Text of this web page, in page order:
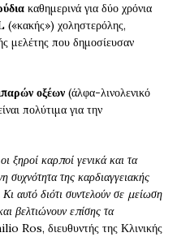
καθημερινά για δύο χρόνια
(«κακής») χοληστερόλης,
μελέτης που δημοσίευσαν
οξέων (άλφα-λινολενικό
πολύτιμα για την
ξηροί καρποί γενικά και τα
συχνότητα της καρδιαγγειακής
αυτό διότι συντελούν σε μείωση
βελτιώνουν επίσης τα
Ros, διευθυντής της Κλινικής